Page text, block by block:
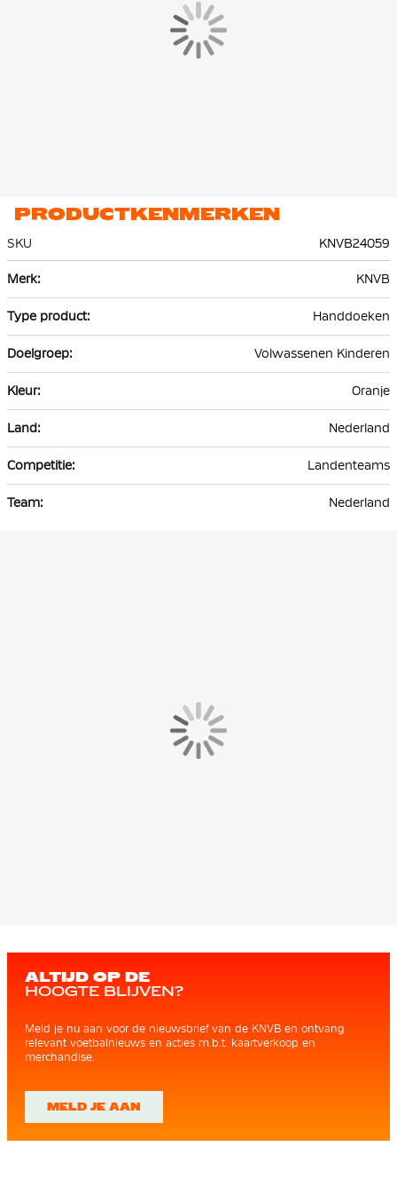
PRODUCTKENMERKEN
SKU
KNVB24059
informatie
KNVB
Handdoeken
Volwassenen Kinderen
Oranje
Nederland
Landenteams
Nederland
ALTIJD OP DE
HOOGTE BLIJVEN?
Meld je nu aan voor de nieuwsbrief van de KNVB en ontvang
relevant voetbalnieuws en acties m.b.t. kaartverkoop en
merchandise.
MELD JE AAN